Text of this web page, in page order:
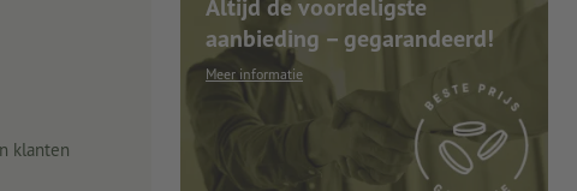
klanten
Altijd de voordeligste
aanbieding – gegarandeerd!
Meer informatie